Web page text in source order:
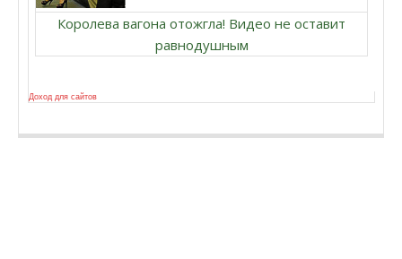
Королева вагона отожгла! Видео не оставит
равнодушным
Доход для сайтов